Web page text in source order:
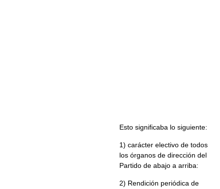
Esto significaba lo siguiente:
1) carácter electivo de todos
los órganos de dirección del
Partido de abajo a arriba:
2) Rendición periódica de